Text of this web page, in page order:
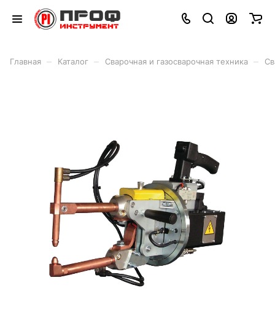
Главная Каталог Сварочная и газосварочная техника